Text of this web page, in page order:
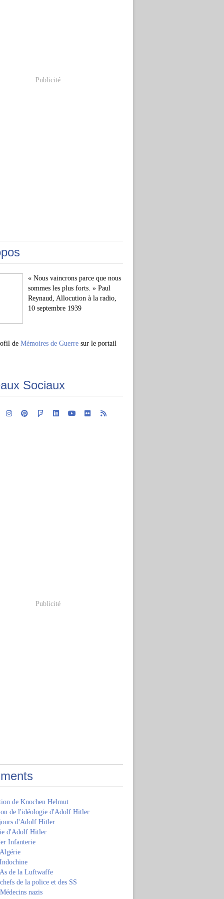
Publicité
« Nous vaincrons parce que nous
sommes les plus forts. » Paul
Reynaud, Allocution à la radio,
10 septembre 1939
de Mémoires de Guerre sur le portail
Sociaux
Publicité
de Knochen Helmut
de l'idéologie d'Adolf Hitler
d'Adolf Hitler
d'Adolf Hitler
Infanterie
de la Luftwaffe
de la police et des SS
nazis